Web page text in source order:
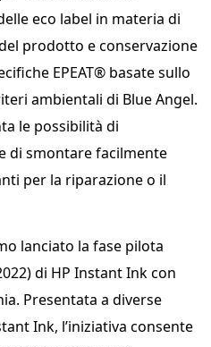
eco label in materia di
prodotto e conservazione
EPEAT® basate sullo
ambientali di Blue Angel.
le possibilità di
di smontare facilmente
per la riparazione o il
lanciato la fase pilota
di HP Instant Ink con
Presentata a diverse
Ink, l’iniziativa consente